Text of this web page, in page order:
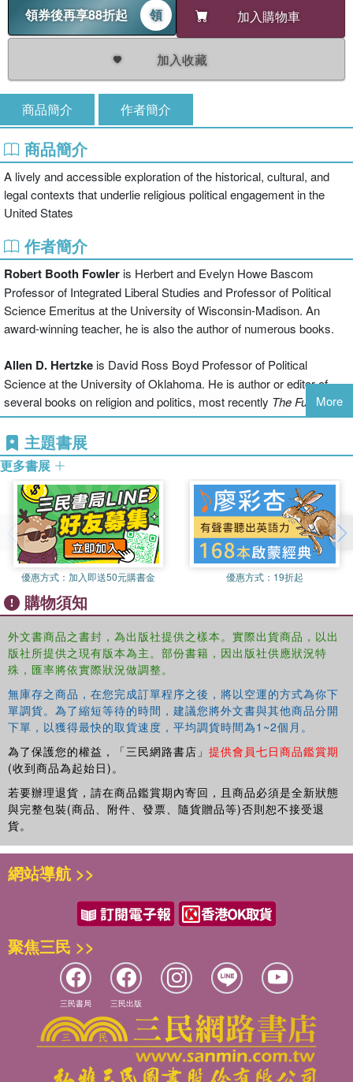
領券後再享88折起
領 加入購物車
加入收藏
商品簡介 作者簡介
商品簡介
A lively and accessible exploration of the historical, cultural, and
legal contexts that underlie religious political engagement in the
United States
作者簡介
Robert Booth Fowleris Herbert and Evelyn Howe Bascom
Professor of Integrated Liberal Studies and Professor of Political
Science Emeritus at the University of Wisconsin-Madison. An
award-winning teacher, he is also the author of numerous books.
Allen D. Hertzkeis David Ross Boyd Professor of Political
Science at the University of Oklahoma. He is author or editor of
several books on religion and politics, most recently The Future of
Religious Freedom: Global Challenges.
Laura R. Olsonis Centennial Professor in the Department of
Political Science at Clemson University and Editor-in-Chief of the
Journal for the Scientific Study of Religion.
Kevin Den Dulkis the Paul B. Henry Chair in Political Science and
Director of the Henry Institute at Calvin College. He is the coauthor
A Disappearing God Gap: Religion and the 2008 Electionand
Pews, Prayers, and Participation: Religion and Civic Responsibility
More
主題書展
更多書展
優惠方式： 加入即送50元購書金 優惠方式： 19折起
購物須知
外文書商品之書封，為出版社提供之樣本。實際出貨商品，以出
版社所提供之現有版本為主。部份書籍，因出版社供應狀況特
殊，匯率將依實際狀況做調整。
無庫存之商品，在您完成訂單程序之後，將以空運的方式為你下
單調貨。為了縮短等待的時間，建議您將外文書與其他商品分開
下單，以獲得最快的取貨速度，平均調貨時間為1~2個月。
為了保護您的權益，「三民網路書店」 提供會員七日商品鑑賞期
(收到商品為起始日)。
若要辦理退貨，請在商品鑑賞期內寄回，且商品必須是全新狀態
與完整包裝(商品、附件、發票、隨貨贈品等)否則恕不接受退
貨。
網站導航 >>
聚焦三民 >>
三民書局 三民出版